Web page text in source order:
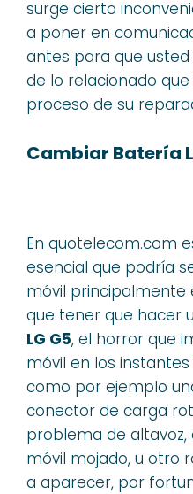
surge cierto
a poner en
antes para que
de lo relacionado
proceso de su
Cambiar Batería
En quotelecom.com
esencial que podría
móvil principalmente
que tener que hacer
LG G5, el horror que
móvil en los
como por ejemplo
conector de carga
problema de altavoz,
móvil mojado, u otro
a aparecer, por